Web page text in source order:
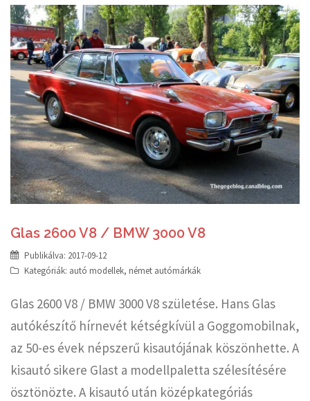
Glas 2600 V8 / BMW 3000 V8
Publikálva: 2017-09-12
Kategóriák: autó modellek, német autómárkák
Glas 2600 V8 / BMW 3000 V8 születése. Hans Glas
autókészítő hírnevét kétségkívül a Goggomobilnak,
az 50-es évek népszerű kisautójának köszönhette. A
kisautó sikere Glast a modellpaletta szélesítésére
ösztönözte. A kisautó után középkategóriás